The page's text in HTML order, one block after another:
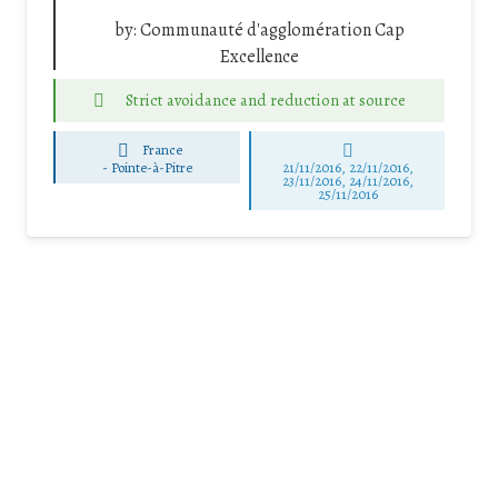
by:Communauté d'agglomération Cap
Excellence
Strict avoidance and reduction at source
France
- Pointe-à-Pitre 21/11/2016, 22/11/2016,
23/11/2016, 24/11/2016,
25/11/2016